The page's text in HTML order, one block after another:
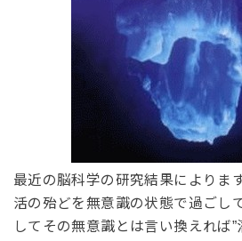
最近の脳科学の研究結果によりま
活の殆どを無意識の状態で過ごし
してその無意識とは言い換えれば”